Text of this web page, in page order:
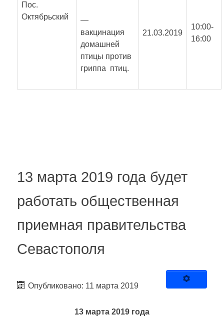
Пос.
Октябрьский
—
вакцинация
домашней
птицы против
гриппа птиц.
21.03.2019
10:00-
16:00
13 марта 2019 года будет
работать общественная
приемная правительства
Севастополя
Опубликовано: 11 марта 2019
13 марта 2019 года